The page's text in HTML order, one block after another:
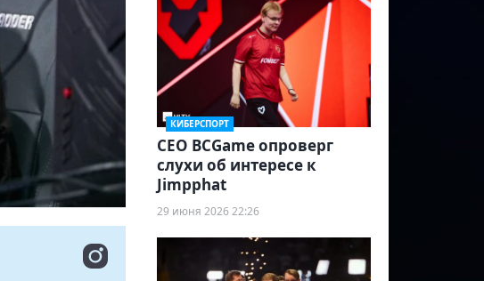
КИБЕРСПОРТ
CEO BCGame опроверг
слухи об интересе к
Jimpphat
29 июня 2026 22:26